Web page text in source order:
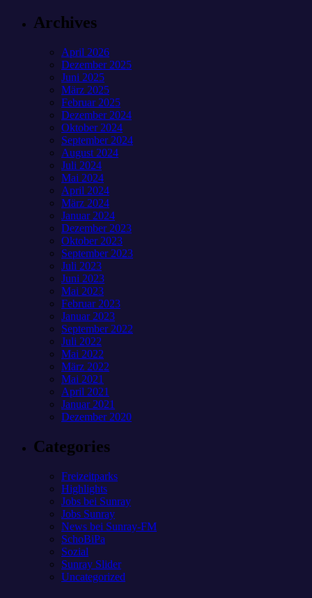
Archives
April 2026
Dezember 2025
Juni 2025
März 2025
Februar 2025
Dezember 2024
Oktober 2024
September 2024
August 2024
Juli 2024
Mai 2024
April 2024
März 2024
Januar 2024
Dezember 2023
Oktober 2023
September 2023
Juli 2023
Juni 2023
Mai 2023
Februar 2023
Januar 2023
September 2022
Juli 2022
Mai 2022
März 2022
Mai 2021
April 2021
Januar 2021
Dezember 2020
Categories
Freizeitparks
Highlights
Jobs bei Sunray
Jobs Sunray
News bei Sunray-FM
SchoBiPa
Sozial
Sunray Slider
Uncategorized